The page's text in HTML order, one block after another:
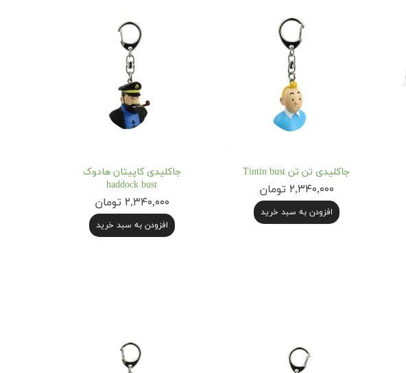
جاکلیدی تن تن Tintin bust
۲,۳۴۰,۰۰۰ تومان
افزودن به سبد خرید
جاکلیدی کاپیتان هادوک
haddock bust
۲,۳۴۰,۰۰۰ تومان
افزودن به سبد خرید